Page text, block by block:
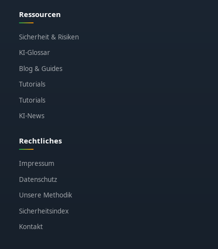
Ressourcen
Sicherheit & Risiken
KI-Glossar
Blog & Guides
Tutorials
Tutorials
KI-News
Rechtliches
Impressum
Datenschutz
Unsere Methodik
Sicherheitsindex
Kontakt